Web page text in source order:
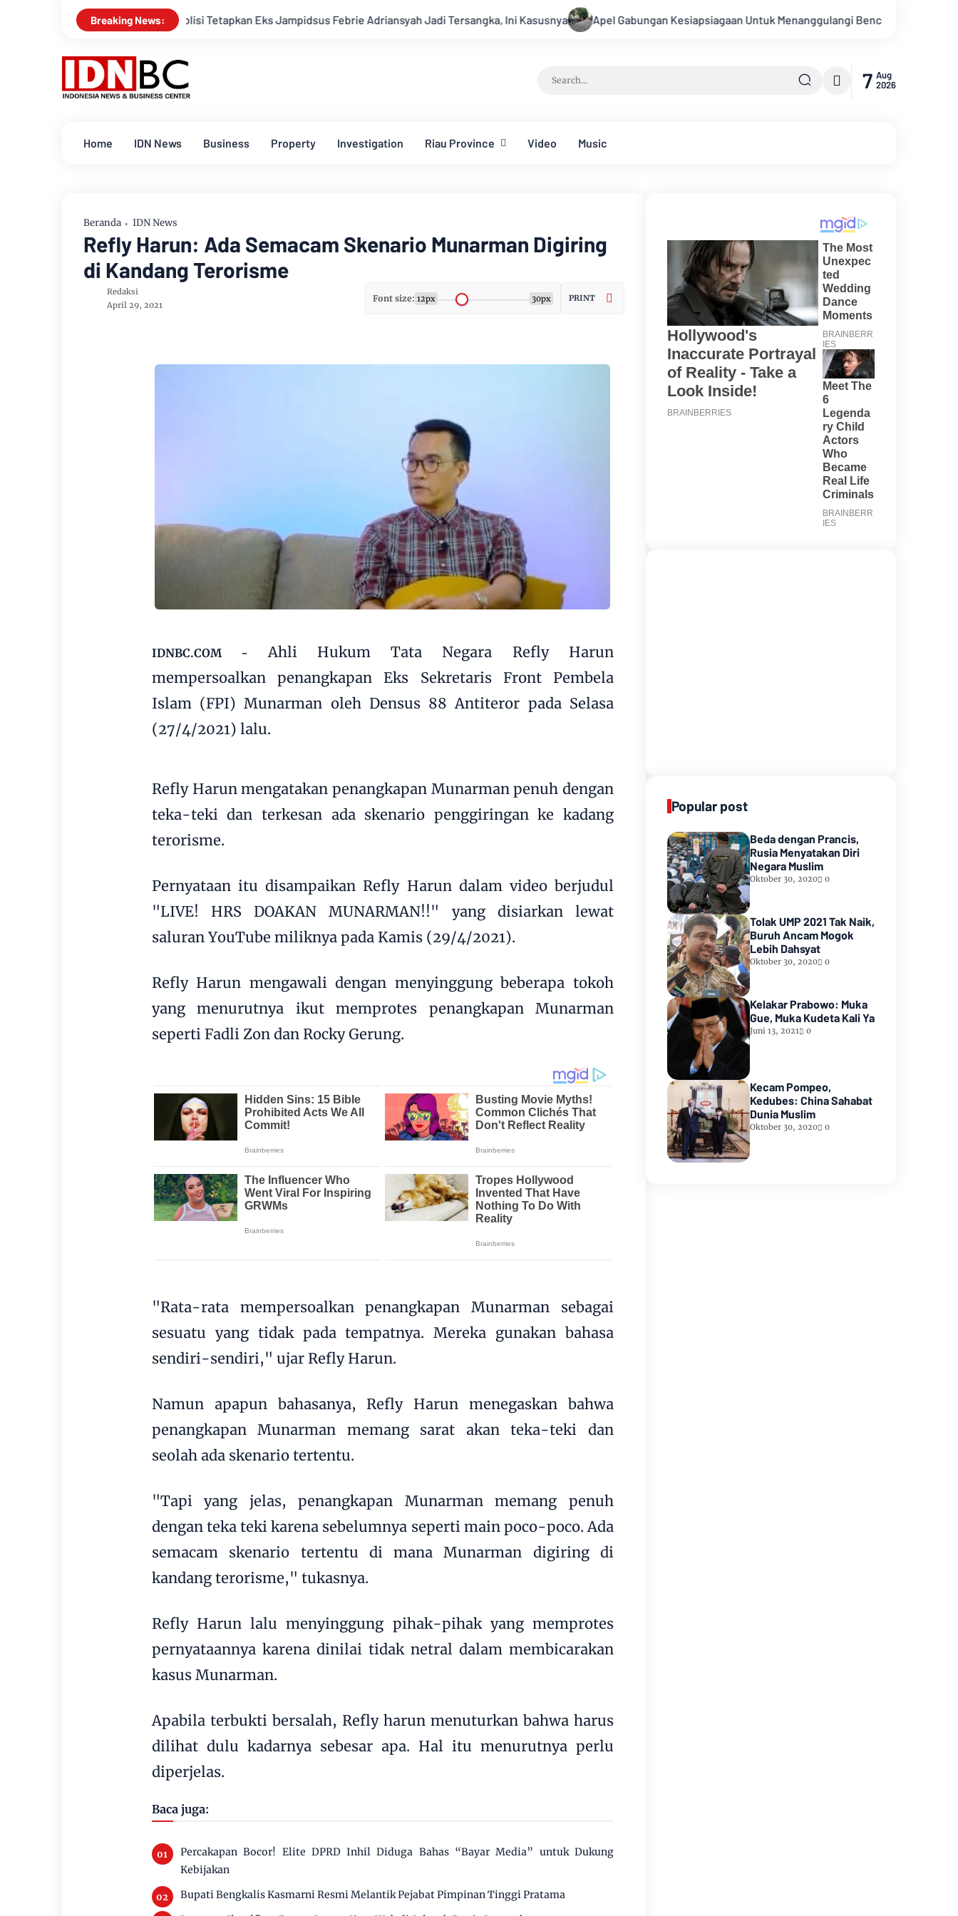
Breaking News:
Polisi Tetapkan Eks Jampidsus Febrie Adriansyah Jadi Tersangka, Ini Kasusnya Apel Gabungan Kesiapsiagaan Untuk Menanggulangi Bencana Alam Kabupaten Bengkalis
7 Aug
2026
Home IDN News Business Property Investigation Riau Province Video Music
Beranda IDN News
Refly Harun: Ada Semacam Skenario Munarman Digiring
di Kandang Terorisme
Redaksi
April 29, 2021
Font size: 12px 30px PRINT
IDNBC.COM -Ahli Hukum Tata Negara Refly Harun
mempersoalkan penangkapan Eks Sekretaris Front Pembela
Islam (FPI) Munarman oleh Densus 88 Antiteror pada Selasa
(27/4/2021) lalu.
Refly Harun mengatakan penangkapan Munarman penuh dengan
teka-teki dan terkesan ada skenario penggiringan ke kadang
terorisme.
Pernyataan itu disampaikan Refly Harun dalam video berjudul
"LIVE! HRS DOAKAN MUNARMAN!!" yang disiarkan lewat
saluran YouTube miliknya pada Kamis (29/4/2021).
Refly Harun mengawali dengan menyinggung beberapa tokoh
yang menurutnya ikut memprotes penangkapan Munarman
seperti Fadli Zon dan Rocky Gerung.
"Rata-rata mempersoalkan penangkapan Munarman sebagai
sesuatu yang tidak pada tempatnya. Mereka gunakan bahasa
sendiri-sendiri," ujar Refly Harun.
Namun apapun bahasanya, Refly Harun menegaskan bahwa
penangkapan Munarman memang sarat akan teka-teki dan
seolah ada skenario tertentu.
"Tapi yang jelas, penangkapan Munarman memang penuh
dengan teka teki karena sebelumnya seperti main poco-poco. Ada
semacam skenario tertentu di mana Munarman digiring di
kandang terorisme," tukasnya.
Refly Harun lalu menyinggung pihak-pihak yang memprotes
pernyataannya karena dinilai tidak netral dalam membicarakan
kasus Munarman.
Apabila terbukti bersalah, Refly harun menuturkan bahwa harus
dilihat dulu kadarnya sebesar apa. Hal itu menurutnya perlu
diperjelas.
Baca juga:
Percakapan Bocor! Elite DPRD Inhil Diduga Bahas “Bayar Media” untuk Dukung
Kebijakan
Bupati Bengkalis Kasmarni Resmi Melantik Pejabat Pimpinan Tinggi Pratama
Popular post
Beda dengan Prancis,
Rusia Menyatakan Diri
Negara Muslim
Oktober 30, 2020 0
Tolak UMP 2021 Tak Naik,
Buruh Ancam Mogok
Lebih Dahsyat
Oktober 30, 2020 0
Kelakar Prabowo: Muka
Gue, Muka Kudeta Kali Ya
Juni 13, 2021 0
Kecam Pompeo,
Kedubes: China Sahabat
Dunia Muslim
Oktober 30, 2020 0